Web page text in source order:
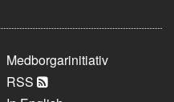
Medborgarinitiativ
RSS